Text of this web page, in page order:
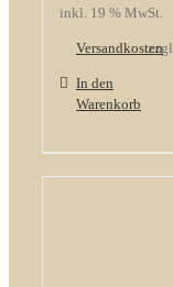
inkl. 19 % MwSt.
zzgl.
Versandkosten
In den
Warenkorb